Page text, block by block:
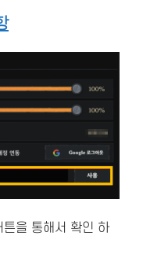
을 통해서 확인 하